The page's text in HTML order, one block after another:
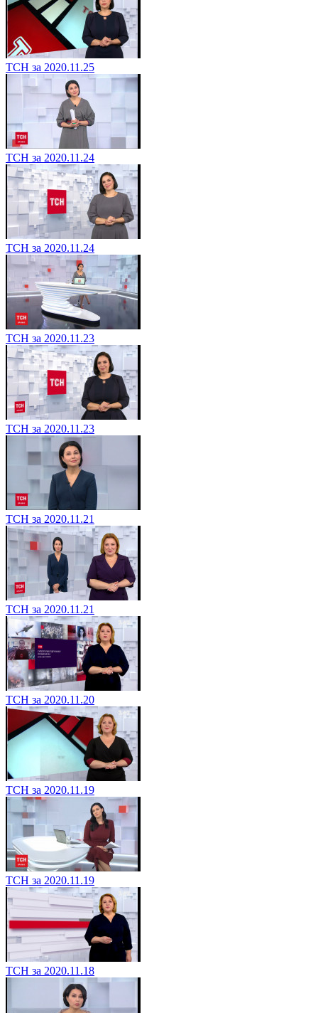
ТСН за 2020.11.25
ТСН за 2020.11.24
ТСН за 2020.11.24
ТСН за 2020.11.23
ТСН за 2020.11.23
ТСН за 2020.11.21
ТСН за 2020.11.21
ТСН за 2020.11.20
ТСН за 2020.11.19
ТСН за 2020.11.19
ТСН за 2020.11.18